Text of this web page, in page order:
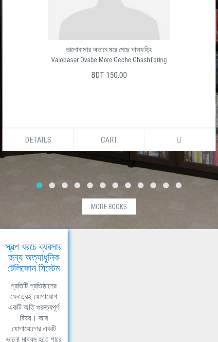
ভালোবাসার অভাবে মরে গেছে ঘাসফড়িং
Valobasar Ovabe More Geche Ghashforing
BDT 150.00
DETAILS CART
MORE BOOKS
স্বল্প খরচে ব্যবসার
জন্য অত্যাধুনিক
টেলিফোন সিস্টেম
প্রতিটি প্রতিষ্ঠানের
ক্ষেত্রেই যোগাযোগ
একটি অতি গুরুত্বপূর্ণ
বিষয়। আর
যোগাযোগের একটি
ভালো মাধ্যম হতে পারে